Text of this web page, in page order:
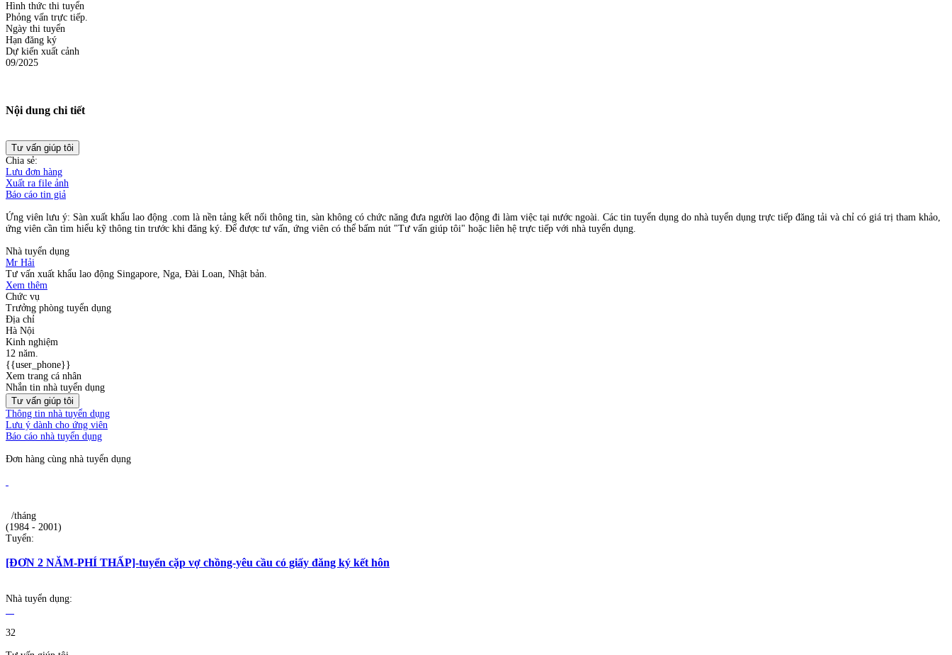
Hình thức thi tuyển
Phỏng vấn trực tiếp.
Ngày thi tuyển
Hạn đăng ký
Dự kiến xuất cảnh
09/2025
Nội dung chi tiết
Tư vấn giúp tôi
Chia sẻ:
Lưu đơn hàng
Xuất ra file ảnh
Báo cáo tin giả
Ứng viên lưu ý: Sàn xuất khẩu lao động .com là nền tảng kết nối thông tin, sàn không có chức năng đưa người lao động đi làm việc tại nước ngoài. Các tin tuyển dụng do nhà tuyển dụng trực tiếp đăng tải và chỉ có giá trị tham khảo,
ứng viên cần tìm hiểu kỹ thông tin trước khi đăng ký. Để được tư vấn, ứng viên có thể bấm nút "Tư vấn giúp tôi" hoặc liên hệ trực tiếp với nhà tuyển dụng.
Nhà tuyển dụng
Mr Hải
Tư vấn xuất khẩu lao động Singapore, Nga, Đài Loan, Nhật bản.
Xem thêm
Chức vụ
Trưởng phòng tuyển dụng
Địa chỉ
Hà Nội
Kinh nghiệm
12 năm.
{{user_phone}}
Xem trang cá nhân
Nhắn tin nhà tuyển dụng
Tư vấn giúp tôi
Thông tin nhà tuyển dụng
Lưu ý dành cho ứng viên
Báo cáo nhà tuyển dụng
Đơn hàng cùng nhà tuyển dụng
/tháng
(1984 - 2001)
Tuyển:
[ĐƠN 2 NĂM-PHÍ THẤP]-tuyển cặp vợ chồng-yêu cầu có giấy đăng ký kết hôn
Nhà tuyển dụng:
32